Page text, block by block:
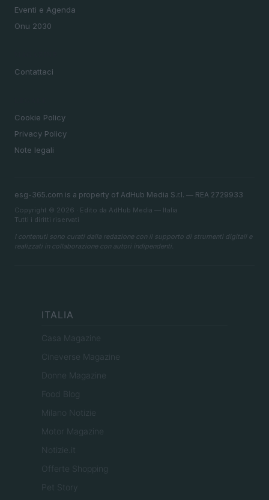
Eventi e Agenda
Onu 2030
Contattaci
Cookie Policy
Privacy Policy
Note legali
esg-365.com is a property of AdHub Media S.r.l. — REA 2729933
Copyright © 2026 · Edito da AdHub Media — Italia
Tutti i diritti riservati
I contenuti sono curati dalla redazione con il supporto di strumenti digitali e
realizzati in collaborazione con autori indipendenti.
ITALIA
Casa Magazine
Cineverse Magazine
Donne Magazine
Food Blog
Milano Notizie
Motor Magazine
Notizie.it
Offerte Shopping
Pet Story